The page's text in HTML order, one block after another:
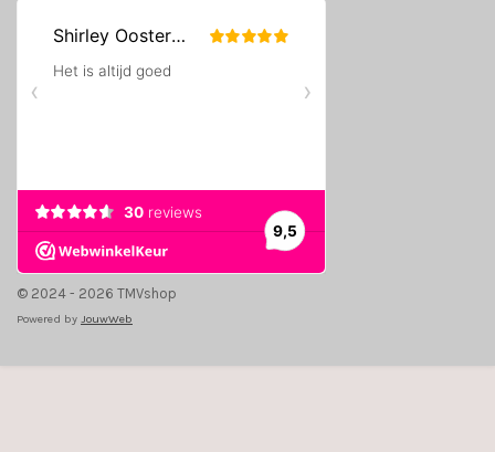
© 2024 - 2026 TMVshop
Powered by JouwWeb